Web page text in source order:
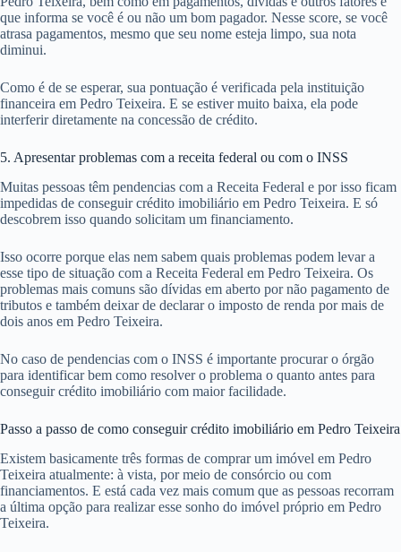
que informa se você é ou não um bom pagador. Nesse score, se você
atrasa pagamentos, mesmo que seu nome esteja limpo, sua nota
diminui.
Como é de se esperar, sua pontuação é verificada pela instituição
financeira em Pedro Teixeira. E se estiver muito baixa, ela pode
interferir diretamente na concessão de crédito.
5. Apresentar problemas com a receita federal ou com o INSS
Muitas pessoas têm pendencias com a Receita Federal e por isso ficam
impedidas de conseguir crédito imobiliário em Pedro Teixeira. E só
descobrem isso quando solicitam um financiamento.
Isso ocorre porque elas nem sabem quais problemas podem levar a
esse tipo de situação com a Receita Federal em Pedro Teixeira. Os
problemas mais comuns são dívidas em aberto por não pagamento de
tributos e também deixar de declarar o imposto de renda por mais de
dois anos em Pedro Teixeira.
No caso de pendencias com o INSS é importante procurar o órgão
para identificar bem como resolver o problema o quanto antes para
conseguir crédito imobiliário com maior facilidade.
Passo a passo de como conseguir crédito imobiliário em Pedro Teixeira
Existem basicamente três formas de comprar um imóvel em Pedro
Teixeira atualmente: à vista, por meio de consórcio ou com
financiamentos. E está cada vez mais comum que as pessoas recorram
a última opção para realizar esse sonho do imóvel próprio em Pedro
Teixeira.